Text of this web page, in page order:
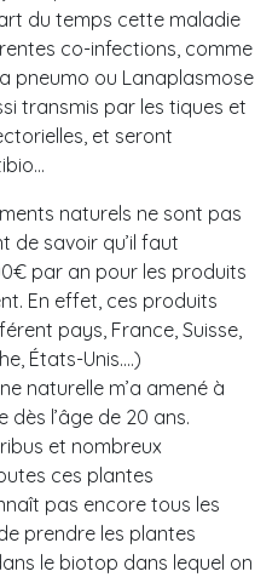
du temps cette maladie
co-infections, comme
pneumo ou Lanaplasmose
transmis par les tiques et
et seront
naturels ne sont pas
de savoir qu’il faut
par an pour les produits
En effet, ces produits
pays, France, Suisse,
États-Unis….)
naturelle m’a amené à
l’âge de 20 ans.
et nombreux
ces plantes
pas encore tous les
prendre les plantes
le biotop dans lequel on